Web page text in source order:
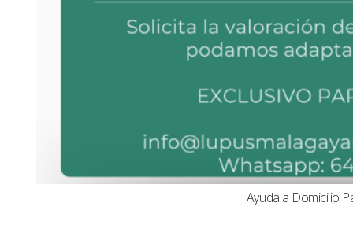
Ayuda a Domicilio